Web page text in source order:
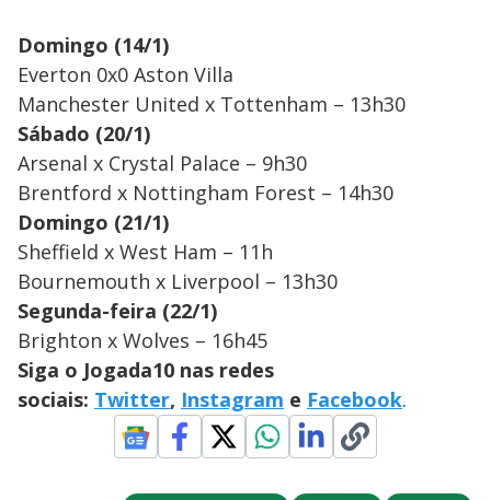
Domingo (14/1)
Everton 0x0 Aston Villa
Manchester United x Tottenham – 13h30
Sábado (20/1)
Arsenal x Crystal Palace – 9h30
Brentford x Nottingham Forest – 14h30
Domingo (21/1)
Sheffield x West Ham – 11h
Bournemouth x Liverpool – 13h30
Segunda-feira (22/1)
Brighton x Wolves – 16h45
Siga o Jogada10 nas redes
sociais: Twitter, Instagram e Facebook.